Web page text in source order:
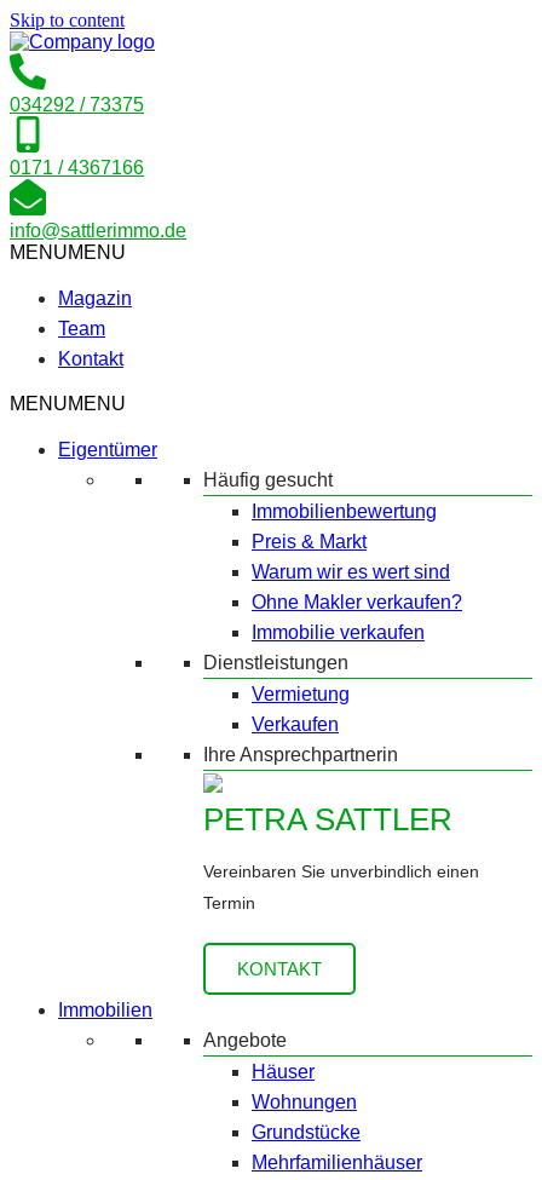
Skip to content
034292 / 73375
0171 / 4367166
info@sattlerimmo.de
MENUMENU
Magazin
Team
Kontakt
MENUMENU
Eigentümer
Häufig gesucht
Immobilienbewertung
Preis & Markt
Warum wir es wert sind
Ohne Makler verkaufen?
Immobilie verkaufen
Dienstleistungen
Vermietung
Verkaufen
Ihre Ansprechpartnerin
PETRA SATTLER
Vereinbaren Sie unverbindlich einen
Termin
KONTAKT
Immobilien
Angebote
Häuser
Wohnungen
Grundstücke
Mehrfamilienhäuser